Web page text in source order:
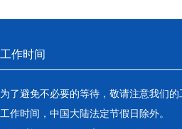
工作时间
为了避免不必要的等待，敬请注意我们
工作时间，中国大陆法定节假日除外。